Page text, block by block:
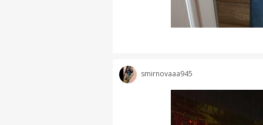
smirnovaaa945